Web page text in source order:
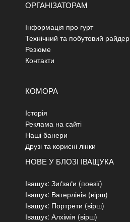
ОРГАНІЗАТОРАМ
Інформація про гурт
Технічний та побутовий райдер
Резюме
Контакти
КОМОРА
Історія
Реклама на сайті
Наші банери
Друзі та корисні лінки
НОВЕ У БЛОЗІ ІВАЩУКА
Іващук: Зиґзаґи (поезії)
Іващук: Ватерлінія (вірш)
Іващук: Портрети (вірш)
Іващук: Алхімія (вірш)